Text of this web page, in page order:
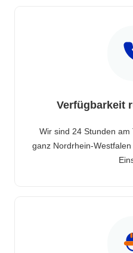
Verfügbarkeit
Wir sind 24 Stunden am
ganz Nordrhein-